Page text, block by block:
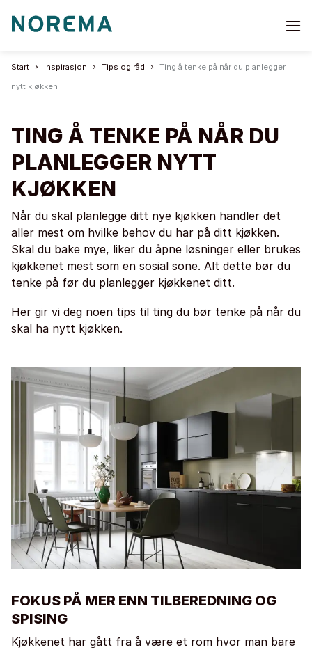
Go
page
Start Inspirasjon Tips og råd
Ting å tenke på når du planlegger
nytt kjøkken
TING Å TENKE PÅ NÅR DU
PLANLEGGER NYTT
KJØKKEN
Når du skal planlegge ditt nye kjøkken handler det
aller mest om hvilke behov du har på ditt kjøkken.
Skal du bake mye, liker du åpne løsninger eller brukes
kjøkkenet mest som en sosial sone. Alt dette bør du
tenke på før du planlegger kjøkkenet ditt.
Her gir vi deg noen tips til ting du bør tenke på når du
skal ha nytt kjøkken.
FOKUS PÅ MER ENN TILBEREDNING OG
SPISING
Kjøkkenet har gått fra å være et rom hvor man bare